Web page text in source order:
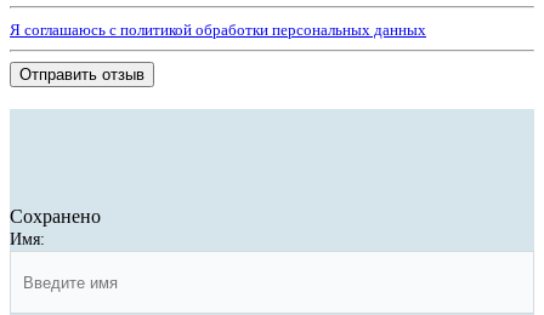
Я соглашаюсь с политикой обработки персональных данных
Отправить отзыв
Сохранено
Имя: